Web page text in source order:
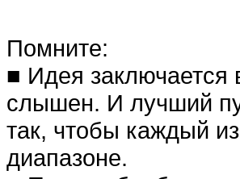
Помните:
■ Идея
слышен. И лучший
так, чтобы каждый
диапазоне.